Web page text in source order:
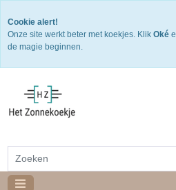
Gratis verzending v.a. €50,- NL
30 dagen retourtermijn
Cookie alert!
Onze site werkt beter met koekjes. Klik Oké
de magie beginnen.